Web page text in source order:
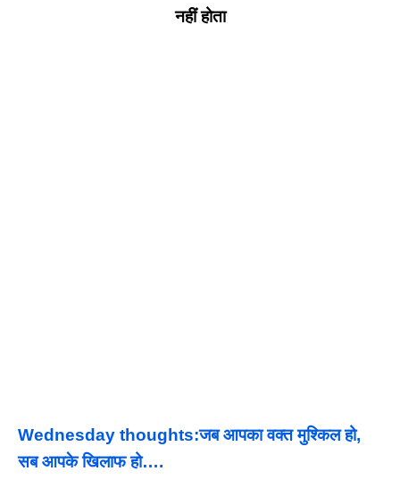
नहीं होता
Wednesday thoughts:जब आपका वक्त मुश्किल हो,
सब आपके खिलाफ हो….